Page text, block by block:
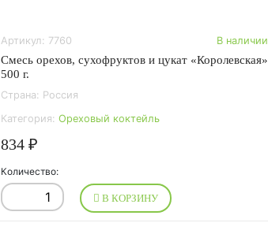
Артикул: 7760
В наличии
Смесь орехов, сухофруктов и цукат «Королевская»
500 г.
Страна: Россия
Категория: Ореховый коктейль
834 ₽
Количество:
В КОРЗИНУ